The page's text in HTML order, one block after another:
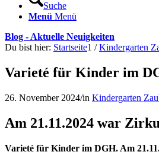
Suche
Menü Menü
Blog - Aktuelle Neuigkeiten
Du bist hier: Startseite1 / Kindergarten
Varieté für Kinder im
26. November 2024/in Kindergarten
Am 21.11.2024 war
Varieté für Kinder im DGH. Am